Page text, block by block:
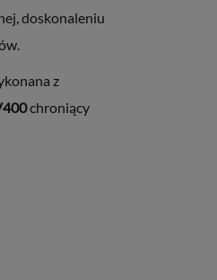
doskonaleniu
z
chroniący